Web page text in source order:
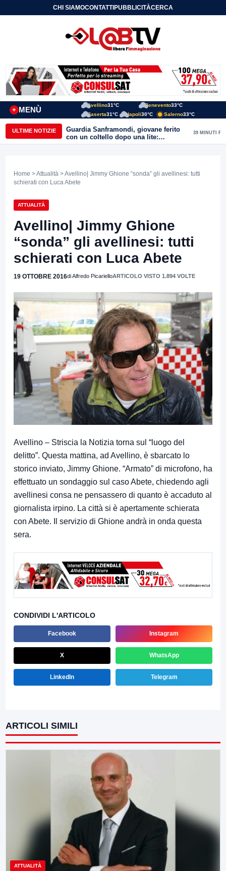
CHI SIAMOCONTATTIPUBBLICITÀCERCA
MENÙ
+
Avellino31°C Benevento33°C
Caserta31°C Napoli30°C Salerno33°C
ULTIME NOTIZIE
Guardia Sanframondi, giovane ferito
con un coltello dopo una lite:
individuato il presunto autore
39 MINUTI FA
Home >Attualità > Avellino| Jimmy Ghione “sonda” gli avellinesi: tutti
schierati con Luca Abete
ATTUALITÀ
Avellino| Jimmy Ghione
“sonda” gli avellinesi: tutti
schierati con Luca Abete
19 OTTOBRE 2016di Alfredo PicarielloARTICOLO VISTO 1.894 VOLTE
Avellino – Striscia la Notizia torna sul “luogo del
delitto”. Questa mattina, ad Avellino, è sbarcato lo
storico inviato, Jimmy Ghione. “Armato” di microfono, ha
effettuato un sondaggio sul caso Abete, chiedendo agli
avellinesi consa ne pensassero di quanto è accaduto al
giornalista irpino. La città si è apertamente schierata
con Abete. Il servizio di Ghione andrà in onda questa
sera.
CONDIVIDI L'ARTICOLO
Facebook Instagram
X WhatsApp
LinkedIn Telegram
ARTICOLI SIMILI
ATTUALITÀ